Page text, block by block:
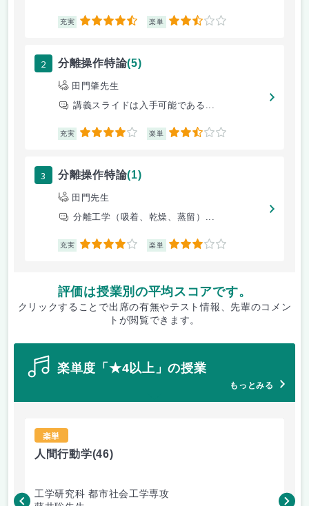
充実 4.5 楽単 2.5
2 分離操作特論(5)
田門肇先生
講義スライドは入手可能である...
充実 4 楽単 2.5
3 分離操作特論(1)
田門先生
分離工学（吸着、乾燥、蒸留）...
充実 4 楽単 3
評価は授業別の平均スコアです。
クリックすることで出席の有無やテスト情報、先輩のコメン
トが閲覧できます。
楽単度「★4以上」の授業
もっとみる
楽単
人間行動学(46)
工学研究科 都市社会工学専攻